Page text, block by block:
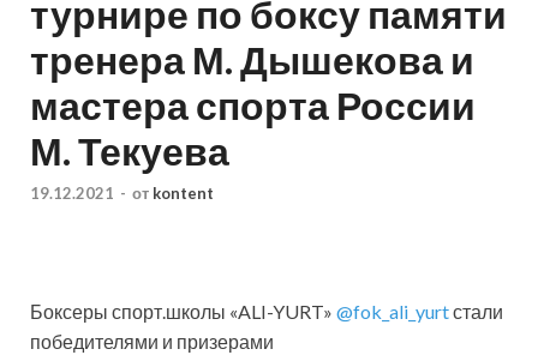
турнире по боксу памяти
тренера М. Дышекова и
мастера спорта России
М. Текуева
19.12.2021 - от kontent
Боксеры спорт.школы «ALI-YURT» @fok_ali_yurtстали
победителями и призерами